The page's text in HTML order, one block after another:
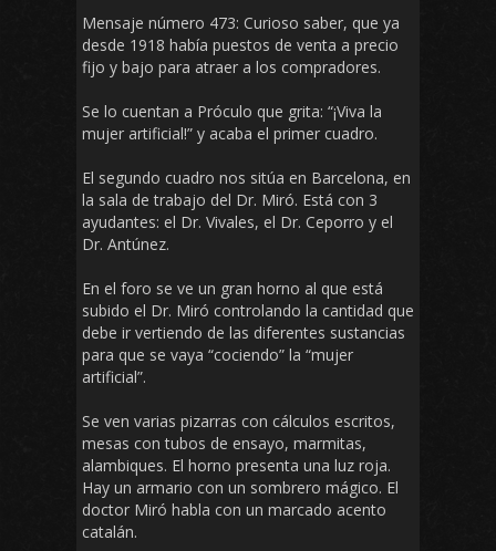
Mensaje número 473: Curioso saber, que ya
desde 1918 había puestos de venta a precio
fijo y bajo para atraer a los compradores.
Se lo cuentan a Próculo que grita: “¡Viva la
mujer artificial!” y acaba el primer cuadro.
El segundo cuadro nos sitúa en Barcelona, en
la sala de trabajo del Dr. Miró. Está con 3
ayudantes: el Dr. Vivales, el Dr. Ceporro y el
Dr. Antúnez.
En el foro se ve un gran horno al que está
subido el Dr. Miró controlando la cantidad que
debe ir vertiendo de las diferentes sustancias
para que se vaya “cociendo” la “mujer
artificial”.
Se ven varias pizarras con cálculos escritos,
mesas con tubos de ensayo, marmitas,
alambiques. El horno presenta una luz roja.
Hay un armario con un sombrero mágico. El
doctor Miró habla con un marcado acento
catalán.